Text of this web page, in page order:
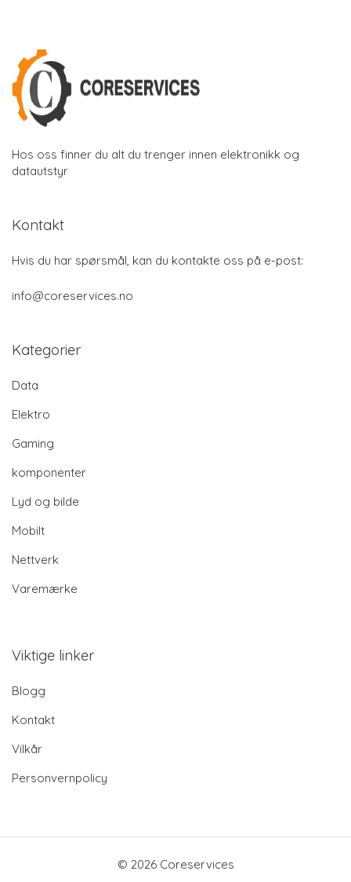
Hos oss finner du alt du trenger innen elektronikk og
datautstyr
Kontakt
Hvis du har spørsmål, kan du kontakte oss på e-post:
info@coreservices.no
Kategorier
Data
Elektro
Gaming
komponenter
Lyd og bilde
Mobilt
Nettverk
Varemærke
Viktige linker
Blogg
Kontakt
Vilkår
Personvernpolicy
© 2026 Coreservices